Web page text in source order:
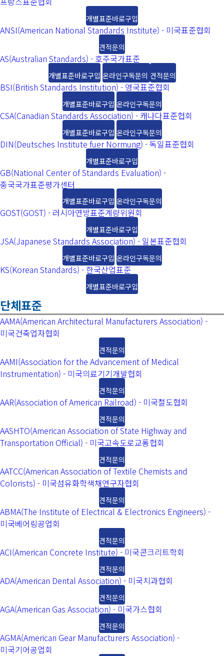
개별표준바로구입
ANSI(American National Standards Institute) - 미국표준협회
견적문의
AS(Australian Standards) - 호주국가표준
개별표준바로구입 온라인구독문의 견적문의
BSI(British Standards Institution) - 영국표준협회
개별표준바로구입 온라인구독문의
CSA(Canadian Standards Association) - 캐나다표준협회
개별표준바로구입 온라인구독문의
DIN(Deutsches Institute fuer Normung) - 독일표준협회
개별표준바로구입
GB(National Center of Standards Evaluation) -
중국국가표준평가센터
개별표준바로구입 온라인구독문의
GOST(GOST) - 러시아연방표준계량위원회
개별표준바로구입
JSA(Japanese Standards Association) - 일본표준협회
개별표준바로구입 온라인구독문의
KS(Korean Standards) - 한국산업표준
개별표준바로구입
단체표준
AAMA(American Architectural Manufacturers Association) -
미국건축업자협회
견적문의
AAMI(Association for the Advancement of Medical
Instrumentation) - 미국의료기기개발협회
견적문의
AAR(Association of American Railroad) - 미국철도협회
견적문의
AASHTO(American Association of State Highway and
Transportation Official) - 미국고속도로교통협회
견적문의
AATCC(American Association of Textile Chemists and
Colorists) - 미국섬유화학색채연구자협회
견적문의
ABMA(The Institute of Electrical & Electronics Engineers) -
미국베어링공업회
견적문의
ACI(American Concrete Institute) - 미국콘크리트학회
견적문의
ADA(American Dental Association) - 미국치과협회
견적문의
AGA(American Gas Association) - 미국가스협회
견적문의
AGMA(American Gear Manufacturers Association) -
미국기어공업회